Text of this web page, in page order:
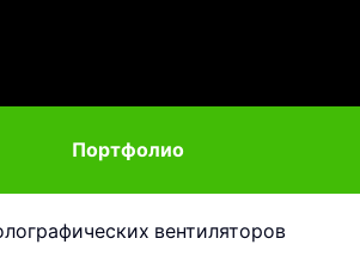
Портфолио
вентиляторов